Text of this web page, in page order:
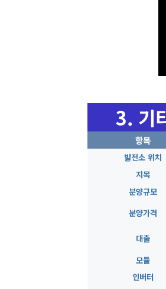
3. 기
항목
발전소 위치
지목
분양규모
분양가격
대출
모듈
인버터